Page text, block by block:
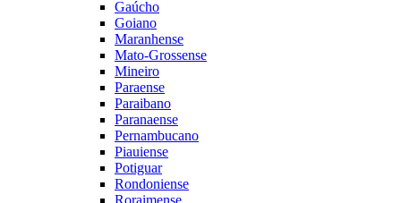
Gaúcho
Goiano
Maranhense
Mato-Grossense
Mineiro
Paraense
Paraibano
Paranaense
Pernambucano
Piauiense
Potiguar
Rondoniense
Roraimense